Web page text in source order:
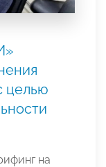
целью
на